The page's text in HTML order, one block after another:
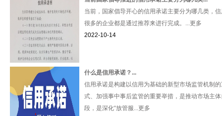
当前，国家倡导开心的信用承诺主要分为哪几类，
很多的企业都是通过推荐来进行完成。...更多
2022-10-14
什么是信用承诺？...
信用承诺是构建以信用为基础的新型市场监管机制
式、加强事中事后监管的重要举措，是推动市场主
段，是深化“放管服...更多